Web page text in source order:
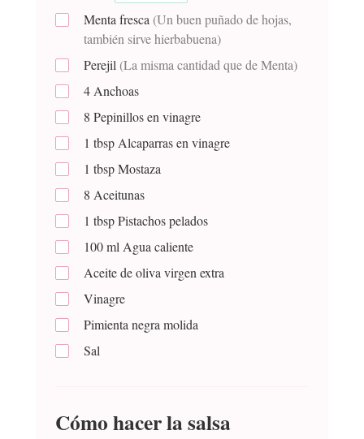
Menta fresca (Un buen puñado de hojas,
también sirve hierbabuena)
Perejil (La misma cantidad que de Menta)
4Anchoas
8 Pepinillos en vinagre
1 tbspAlcaparras en vinagre
1 tbspMostaza
8 Aceitunas
1 tbspPistachos pelados
100mlAgua caliente
Aceite de oliva virgen extra
Vinagre
Pimienta negra molida
Sal
Cómo hacer la salsa